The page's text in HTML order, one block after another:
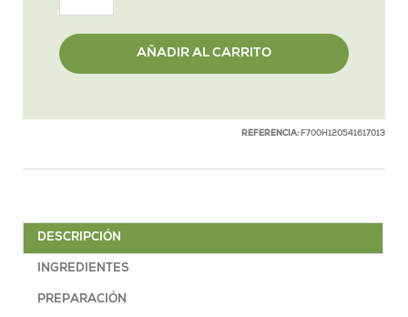
AÑADIR AL CARRITO
REFERENCIA: F700H120541617013
DESCRIPCIÓN
INGREDIENTES
PREPARACIÓN